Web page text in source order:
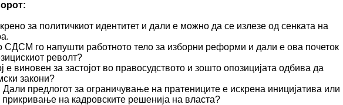
за политичкиот идентитет и дали е можно да се излезе од сенката на
СДСМ го напушти работното тело за изборни реформи и дали е ова почеток
револт?
е виновен за застојот во правосудството и зошто опозицијата одбива да
закони?
Дали предлогот за ограничување на пратениците е искрена иницијатива или
прикривање на кадровските решенија на власта?